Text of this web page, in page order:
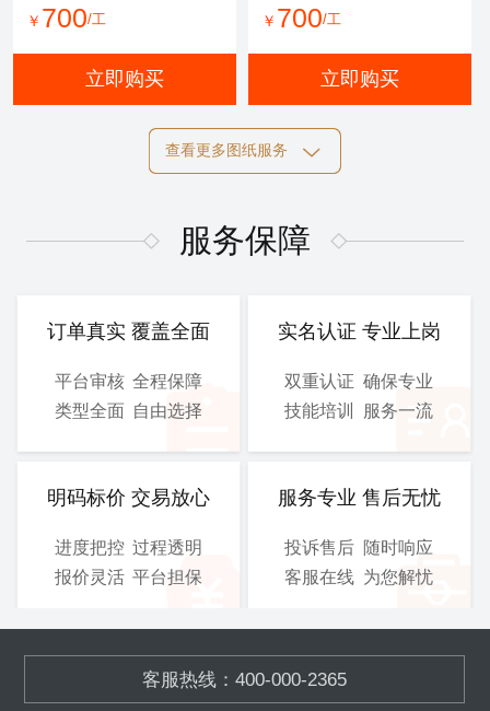
￥ 700/工
立即购买
￥ 700/工
立即购买
图、 电气施工图等
可选服务：设计院盖章
800/工
电气施工图
图、 电气施工图等
可选服务：设计院盖章
900/工
总施工图
图、 电气施工图等
3D图
备,OEM加工
提交文件：SOLIDWORKS
查看更多图纸服务
服务保障
订单真实 覆盖全面
平台审核 全程保障
类型全面 自由选择
实名认证 专业上岗
双重认证 确保专业
技能培训
服务一流
明码标价 交易放心
进度把控 过程透明
报价灵活 平台担保
服务专业 售后无忧
投诉售后 随时响应
客服在线 为您解忧
客服热线：400-000-2365